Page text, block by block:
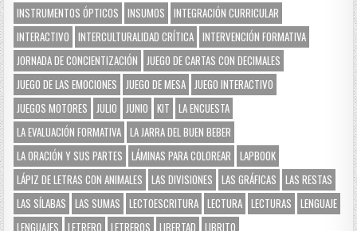
INSTRUMENTOS ÓPTICOS
INSUMOS
INTEGRACIÓN CURRICULAR
INTERACTIVO
INTERCULTURALIDAD CRÍTICA INTERVENCIÓN FORMATIVA
JORNADA DE CONCIENTIZACIÓN
JUEGO DE CARTAS CON DECIMALES
JUEGO DE LAS EMOCIONES
JUEGO DE MESA JUEGO INTERACTIVO
JUEGOS MOTORES
JULIO JUNIO KIT
LA ENCUESTA
LA EVALUACIÓN FORMATIVA LA JARRA DEL BUEN BEBER
LA ORACIÓN Y SUS PARTES
LÁMINAS PARA COLOREAR
LAPBOOK
LÁPIZ DE LETRAS CON ANIMALES
LAS DIVISIONES LAS GRÁFICAS
LAS RESTAS
LAS SÍLABAS
LAS SUMAS LECTOESCRITURA LECTURA LECTURAS
LENGUAJE
LENGUAJES
LETRERO LETREROS LIBERTAD LIBRITO